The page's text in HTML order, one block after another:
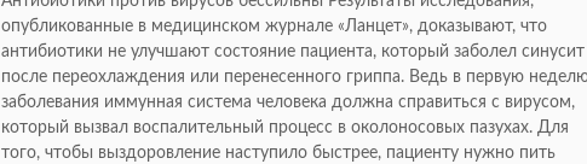
опубликованные в медицинском журнале «Ланцет», доказывают, что
антибиотики не улучшают состояние пациента, который заболел синусит
после переохлаждения или перенесенного гриппа. Ведь в первую
заболевания иммунная система человека должна справиться с вирусом,
который вызвал воспалительный процесс в околоносовых пазухах. Для
того, чтобы выздоровление наступило быстрее, пациенту нужно пить